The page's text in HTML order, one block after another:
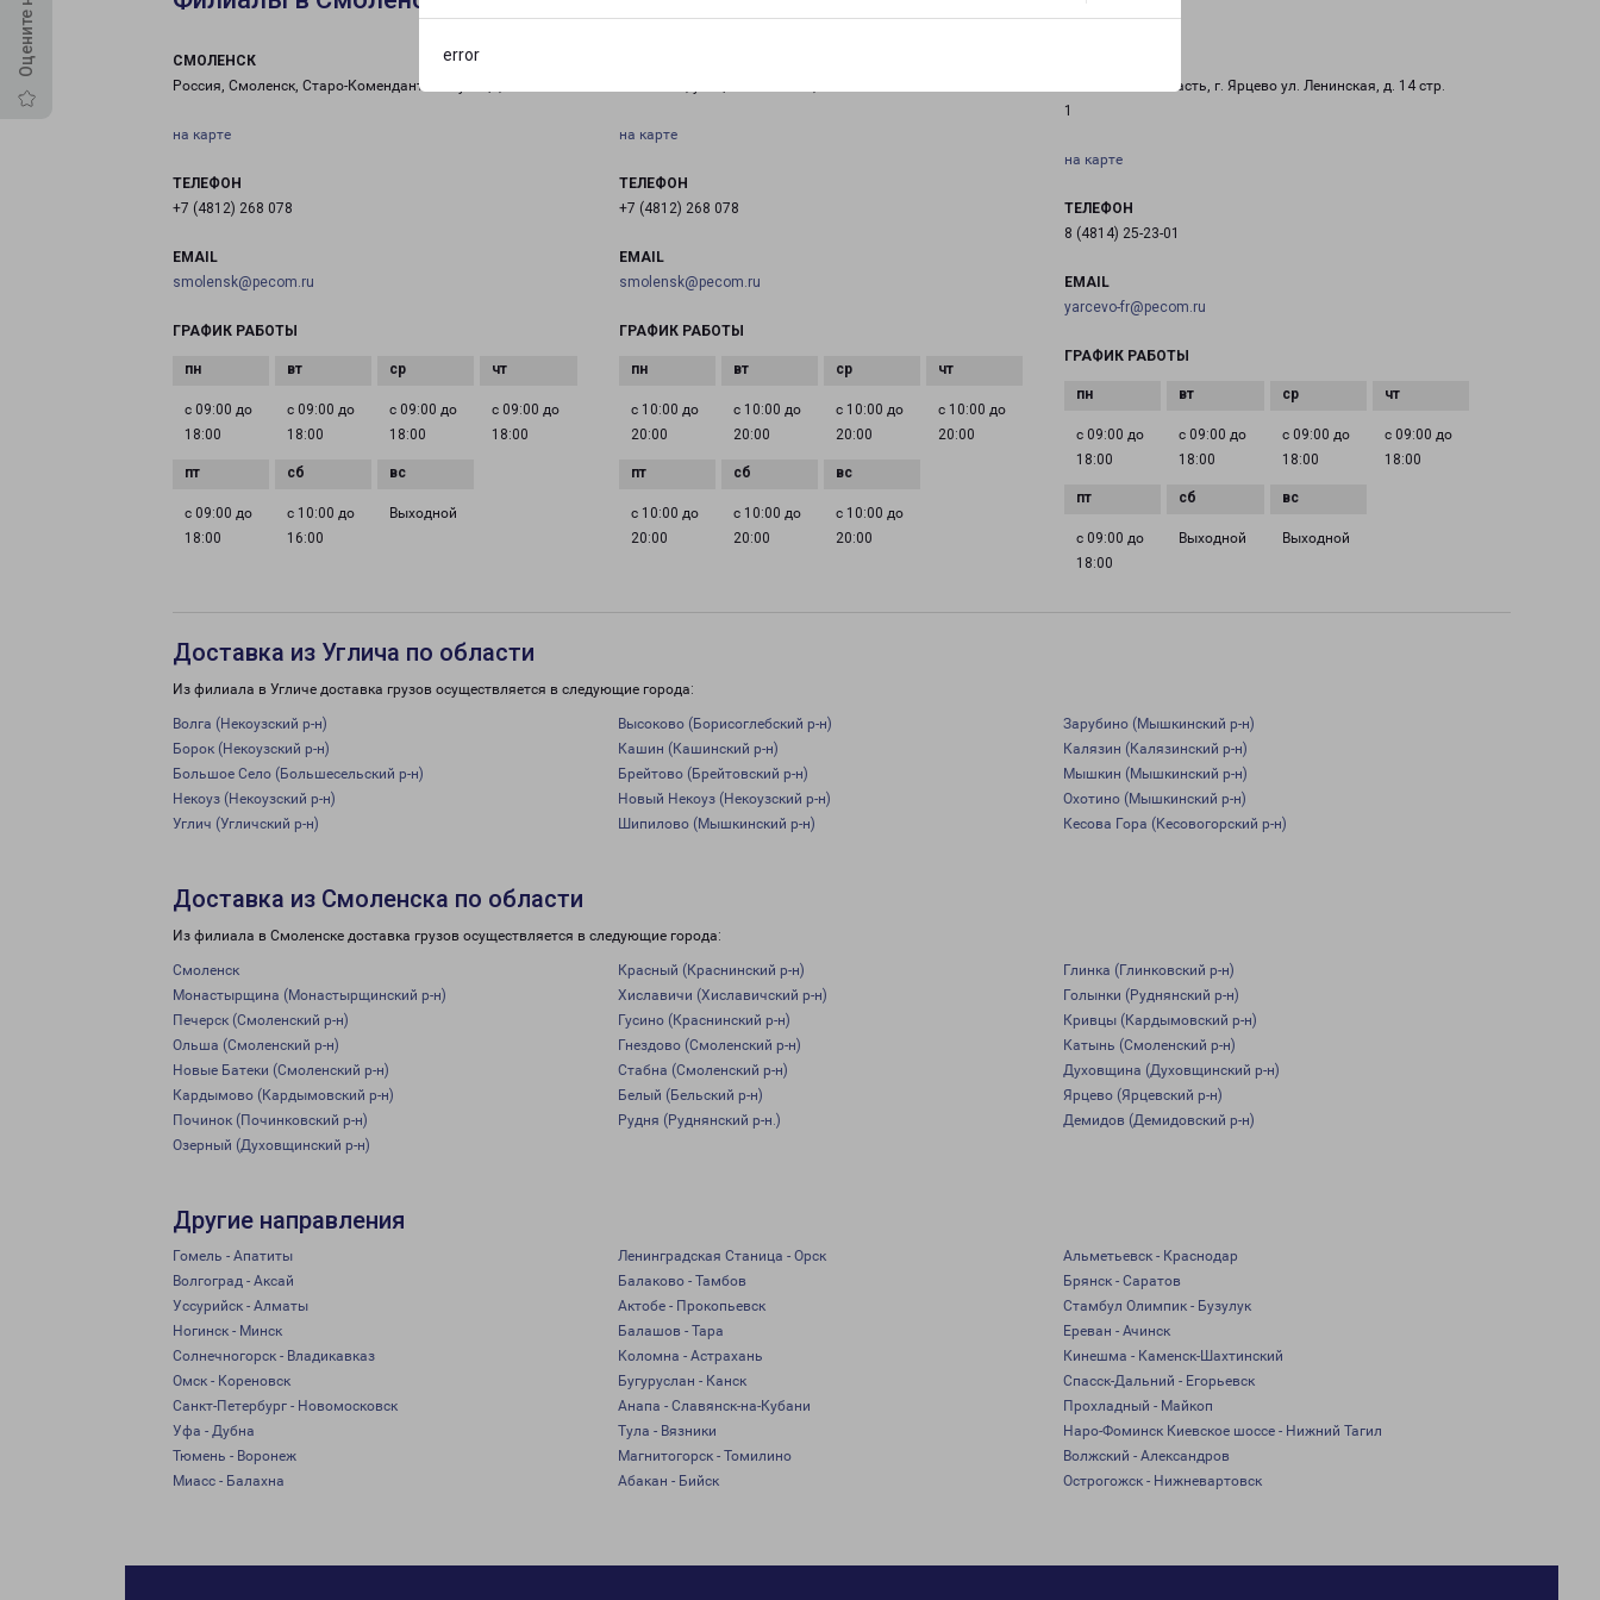
error
СМОЛЕНСК
Россия, Смоленск, Старо-Комендантская улица, 2
на карте
ТЕЛЕФОН
+7 (4812) 268 078
EMAIL
smolensk@pecom.ru
ГРАФИК РАБОТЫ
с 09:00 до
18:00
с 09:00 до
18:00
с 09:00 до
18:00
с 09:00 до
18:00
с 09:00 до
18:00
с 10:00 до
16:00
Выходной
на карте
ТЕЛЕФОН
+7 (4812) 268 078
EMAIL
smolensk@pecom.ru
ГРАФИК РАБОТЫ
с 10:00 до
20:00
с 10:00 до
20:00
с 10:00 до
20:00
с 10:00 до
20:00
с 10:00 до
20:00
с 10:00 до
20:00
с 10:00 до
20:00
Смоленская область, г. Ярцево ул. Ленинская, д. 14 стр.
1
на карте
ТЕЛЕФОН
8 (4814) 25-23-01
EMAIL
yarcevo-fr@pecom.ru
ГРАФИК РАБОТЫ
с 09:00 до
18:00
с 09:00 до
18:00
с 09:00 до
18:00
с 09:00 до
18:00
с 09:00 до
18:00
Выходной Выходной
Доставка из Углича по области
Из филиала в Угличе доставка грузов осуществляется в следующие города:
Волга (Некоузский р-н) Высоково (Борисоглебский р-н)
Зарубино (Мышкинский р-н)
Борок (Некоузский р-н)
Кашин (Кашинский р-н)
Калязин (Калязинский р-н)
Большое Село (Большесельский р-н)
Брейтово (Брейтовский р-н)
Мышкин (Мышкинский р-н)
Некоуз (Некоузский р-н)
Новый Некоуз (Некоузский р-н)
Охотино (Мышкинский р-н)
Углич (Угличский р-н)
Шипилово (Мышкинский р-н) Кесова Гора (Кесовогорский р-н)
Доставка из Смоленска по области
Из филиала в Смоленске доставка грузов осуществляется в следующие города:
Смоленск Красный (Краснинский р-н)
Глинка (Глинковский р-н)
Монастырщина (Монастырщинский р-н)
Хиславичи (Хиславичский р-н)
Голынки (Руднянский р-н)
Печерск (Смоленский р-н)
Гусино (Краснинский р-н)
Кривцы (Кардымовский р-н)
Ольша (Смоленский р-н)
Гнездово (Смоленский р-н)
Катынь (Смоленский р-н)
Новые Батеки (Смоленский р-н)
Стабна (Смоленский р-н)
Духовщина (Духовщинский р-н)
Кардымово (Кардымовский р-н)
Белый (Бельский р-н)
Ярцево (Ярцевский р-н)
Починок (Починковский р-н)
Рудня (Руднянский р-н.)
Демидов (Демидовский р-н)
Озерный (Духовщинский р-н)
Другие направления
Гомель - Апатиты Ленинградская Станица - Орск
Альметьевск - Краснодар
Волгоград - Аксай
Балаково - Тамбов
Брянск - Саратов
Уссурийск - Алматы
Актобе - Прокопьевск
Стамбул Олимпик - Бузулук
Ногинск - Минск
Балашов - Тара
Ереван - Ачинск
Солнечногорск - Владикавказ
Коломна - Астрахань
Кинешма - Каменск-Шахтинский
Омск - Кореновск
Бугуруслан - Канск
Спасск-Дальний - Егорьевск
Санкт-Петербург - Новомосковск
Анапа - Славянск-на-Кубани
Прохладный - Майкоп
Уфа - Дубна
Тула - Вязники
Наро-Фоминск Киевское шоссе - Нижний Тагил
Тюмень - Воронеж
Магнитогорск - Томилино
Волжский - Александров
Миасс - Балахна
Абакан - Бийск Острогожск - Нижневартовск